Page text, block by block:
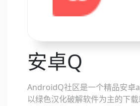
安卓Q
AndroidQ社区是一个精品安卓
以绿色汉化破解软件为主的下